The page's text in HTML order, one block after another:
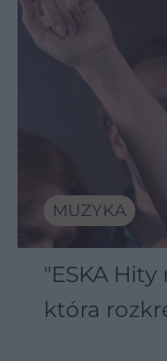
MUZYKA
"ESKA Hity
która